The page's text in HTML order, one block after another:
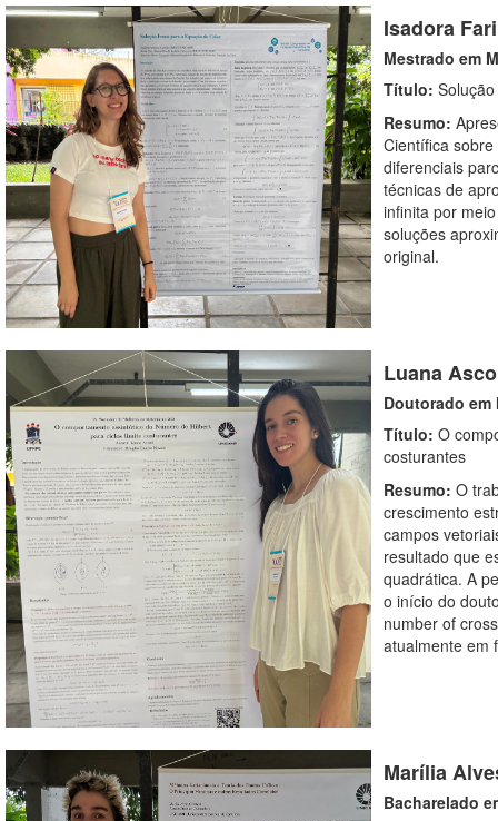
Isadora
Mestrado em
Título:
Resumo:
Científica
diferenciais
técnicas de
infinita por
soluções
original.
Luana
Doutorado em
Título: O
costurantes
Resumo: O
crescimento
campos
resultado que
quadrática. A
o início do
number of
atualmente em
Marília
Bacharelado